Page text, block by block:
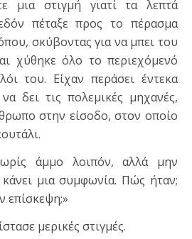
μια στιγμή γιατί τα λεπτά
πέταξε προς το πέρασμα
σκύβοντας για να μπει του
χύθηκε όλο το περιεχόμενό
του. Είχαν περάσει έντεκα
δει τις πολεμικές μηχανές,
στην είσοδο, στον οποίο
άμμο λοιπόν, αλλά μην
μια συμφωνία. Πώς ήταν;
επίσκεψη;»
μερικές στιγμές.